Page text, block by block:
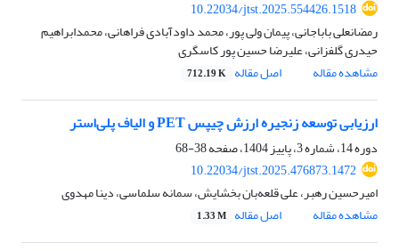
10.22034/jtst.2025.554426.1518
رمضانعلی باباجانی، پیمان ولی پور، محمد داودآبادی فراهانی، محمدابراهیم
حیدری گلفزانی، علیرضا حسین پور کاسگری
مشاهده مقاله
اصل مقاله 712.19 K
ارزیابی توسعه زنجیره ارزش چیپس PET و الیاف پلی‌استر
دوره 14، شماره 3، پاییز 1404، صفحه
38-68
10.22034/jtst.2025.476873.1472
امیرحسین رهبر، علی قلعه‌بان بخشایش، سمانه سلماسی، دینا مهدوی
مشاهده مقاله
اصل مقاله 1.33 M